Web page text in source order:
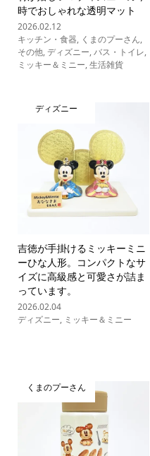
時でおしゃれな透明マット
2026.02.12
キッチン・食器, くまのプーさん,
その他,ディズニー,バス・トイレ,
ミッキー＆ミニー,生活雑貨
ディズニー
吉徳が手掛けるミッキーミニ
ーひな人形。コンパクトなサ
イズに高級感と可愛さが詰ま
っています。
2026.02.04
ディズニー, ミッキー＆ミニー
くまのプーさん